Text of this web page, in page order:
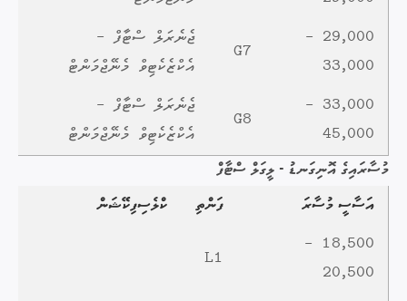
29,000 -
33,000
G7
ޖެނެރަލް ސްޓާފް -
އެކްޒެކެޓިވް މެނޭޖްމަންޓް
33,000 -
45,000
G8
ޖެނެރަލް ސްޓާފް -
އެކްޒެކެޓިވް މެނޭޖްމަންޓް
މުސާރައިގެ އޮނިގަނޑު - ލީގަލް ސްޓާފް
އަސާސީ މުސާރަ
ފަންތި ކްލެސިފިކޭޝަން
18,500 -
20,500
L1